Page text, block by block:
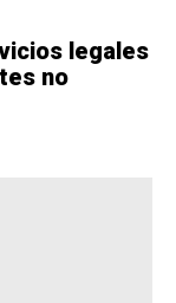
legales
no